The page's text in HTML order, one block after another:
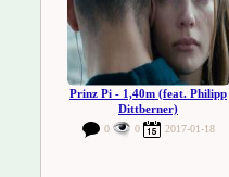
Prinz Pi - 1,40m (feat. Philipp
Dittberner)
0 0 2017-01-18